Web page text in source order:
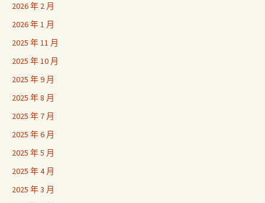
2026 年 2 月
2026 年 1 月
2025 年 11 月
2025 年 10 月
2025 年 9 月
2025 年 8 月
2025 年 7 月
2025 年 6 月
2025 年 5 月
2025 年 4 月
2025 年 3 月